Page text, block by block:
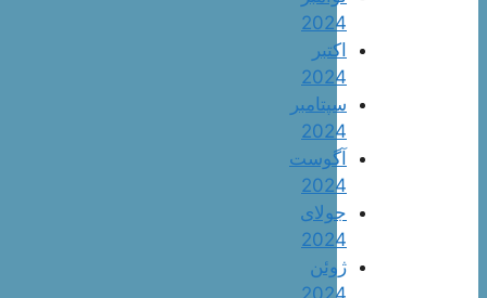
2024
اکتبر
2024
سپتامبر
2024
آگوست
2024
جولای
2024
ژوئن